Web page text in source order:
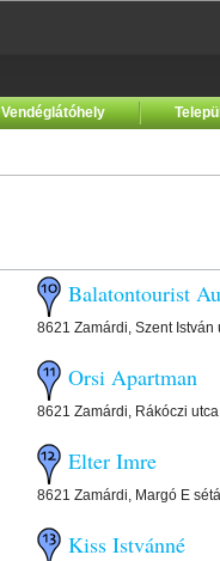
Vendéglátóhely
Balatontourist
8621 Zamárdi, Szent István
Orsi Apartman
8621 Zamárdi, Rákóczi
Elter Imre
8621 Zamárdi, Margó E
Kiss Istvánné